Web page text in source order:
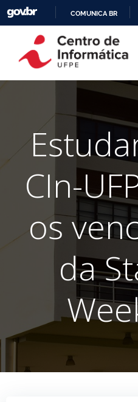
COMUNICA BR
CIn-
os
da